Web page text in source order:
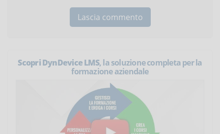
Scopri DynDevice LMS, la soluzione completa per la
formazione aziendale